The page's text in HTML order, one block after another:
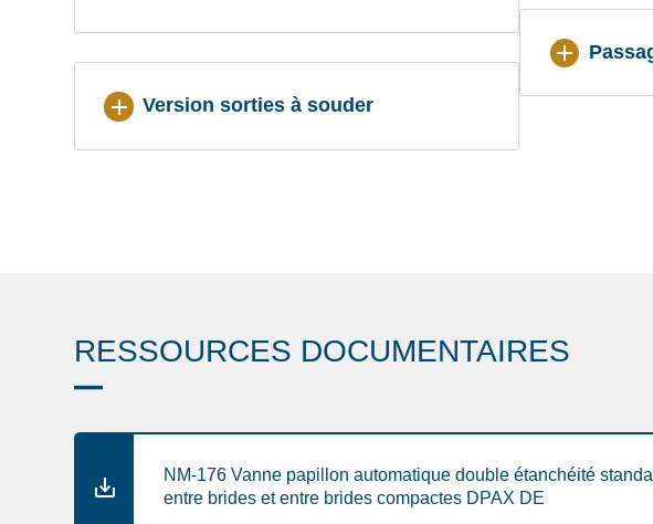
Version sorties à souder
RESSOURCES DOCUMENTAIRES
NM-176 Vanne papillon automatique double étanchéité
entre brides et entre brides compactes DPAX DE